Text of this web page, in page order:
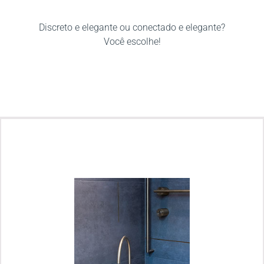
Discreto e elegante ou conectado e elegante?
Você escolhe!